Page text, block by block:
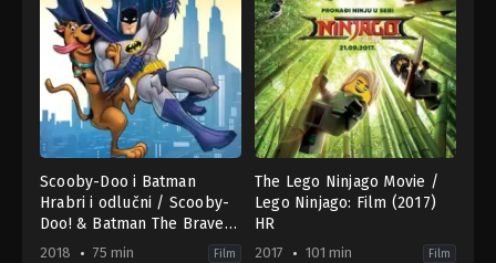
Scooby-Doo i Batman
Hrabri i odlučni / Scooby-
Doo! & Batman The Brave
and the Bold (2018) Sa
2018 75 min Film
The Lego Ninjago Movie /
Lego Ninjago: Film (2017)
HR
2017 101 min Film